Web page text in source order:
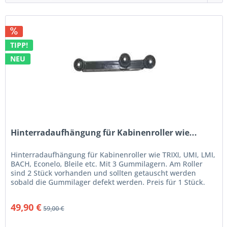
TIPP!
NEU
Hinterradaufhängung für Kabinenroller wie...
Hinterradaufhängung für Kabinenroller wie TRIXI, UMI, LMI,
BACH, Econelo, Bleile etc. Mit 3 Gummilagern. Am Roller
sind 2 Stück vorhanden und sollten getauscht werden
sobald die Gummilager defekt werden. Preis für 1 Stück.
49,90 € 59,00 €